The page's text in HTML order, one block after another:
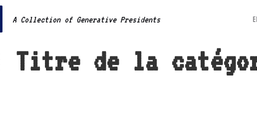
A Collection of Generative Presidents
Titre de la